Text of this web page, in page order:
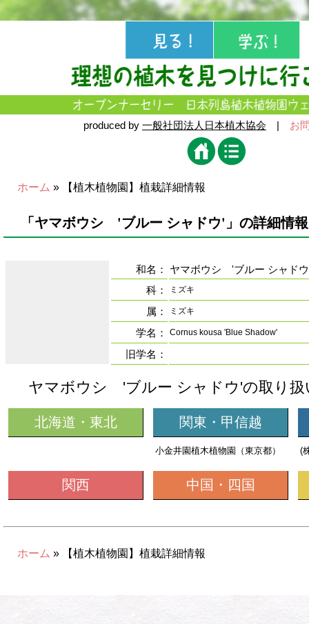
produced by 一般社団法人日本植木協会 | お
ホーム » 【植木植物園】植栽詳細情報
「ヤマボウシ 'ブルー シャドウ'」の詳細情報
和名：
ヤマボウシ 'ブルー シャド
科：
ミズキ
属： ミズキ
学名： Cornus kousa 'Blue Shadow'
旧学名：
ヤマボウシ 'ブルー シャドウ'の取り扱
北海道・東北 関東・甲信越
小金井園植木植物園（東京都） (
関西 中国・四国
ホーム » 【植木植物園】植栽詳細情報